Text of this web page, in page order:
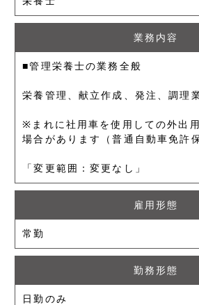
業務内容
■管理栄養士の業務全般
栄養管理、献立作成、発注、調理
※まれに社用車を使用しての外出
場合があります（普通自動車免許
「変更範囲：変更なし」
雇用形態
常勤
勤務形態
日勤のみ